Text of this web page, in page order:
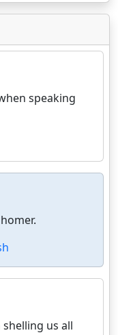
speaking
shelling us all